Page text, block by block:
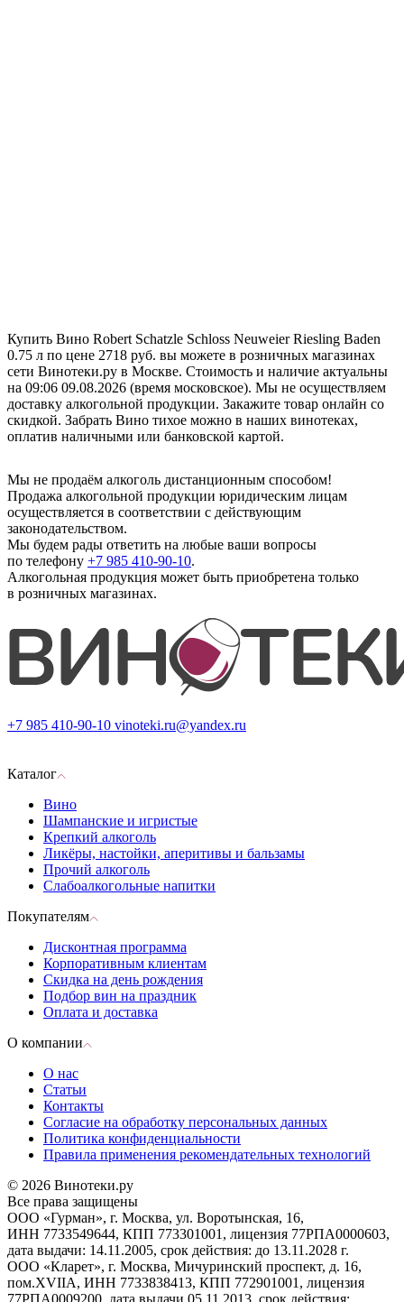
Купить Вино Robert Schatzle Schloss Neuweier Riesling Baden
0.75 л по цене 2718 руб. вы можете в розничных магазинах
сети Винотеки.ру в Москве. Стоимость и наличие актуальны
на 09:06 09.08.2026 (время московское). Мы не осуществляем
доставку алкогольной продукции. Закажите товар онлайн со
скидкой. Забрать Вино тихое можно в наших винотеках,
оплатив наличными или банковской картой.
Мы не продаём алкоголь дистанционным способом!
Продажа алкогольной продукции юридическим лицам
осуществляется в соответствии с действующим
законодательством.
Мы будем рады ответить на любые ваши вопросы
по телефону +7 985 410-90-10.
Алкогольная продукция может быть приобретена только
в розничных магазинах.
+7 985 410-90-10 vinoteki.ru@yandex.ru
Каталог
Вино
Шампанские и игристые
Крепкий алкоголь
Ликёры, настойки, аперитивы и бальзамы
Прочий алкоголь
Слабоалкогольные напитки
Покупателям
Дисконтная программа
Корпоративным клиентам
Скидка на день рождения
Подбор вин на праздник
Оплата и доставка
О компании
О нас
Статьи
Контакты
Согласие на обработку персональных данных
Политика конфиденциальности
Правила применения рекомендательных технологий
© 2026 Винотеки.ру
Все права защищены
ООО «Гурман», г. Москва, ул. Воротынская, 16,
ИНН 7733549644, КПП 773301001, лицензия 77РПА0000603,
дата выдачи: 14.11.2005, срок действия: до 13.11.2028 г.
ООО «Кларет», г. Москва, Мичуринский проспект, д. 16,
пом.XVIIA, ИНН 7733838413, КПП 772901001, лицензия
77РПА0009200, дата выдачи 05.11.2013, срок действия: